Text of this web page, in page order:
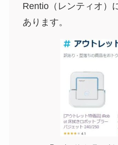
Rentio（レンティオ）
あります。